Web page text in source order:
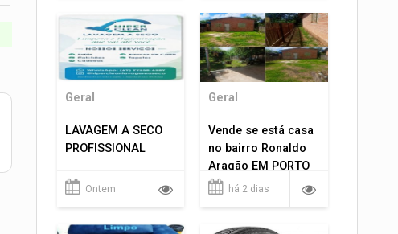
Geral
LAVAGEM A SECO
PROFISSIONAL
Ontem
Geral
Vende se está casa
no bairro Ronaldo
Aragão EM PORTO
VELHO RO.
há 2 dias